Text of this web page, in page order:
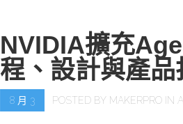
NVIDIA擴充
程、設計與產
8 月 3 POSTED BY MAKERPRO IN